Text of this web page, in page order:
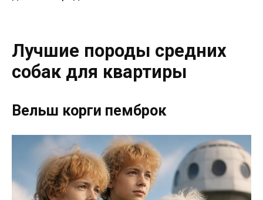
Лучшие породы средних
собак для квартиры
Вельш корги пемброк